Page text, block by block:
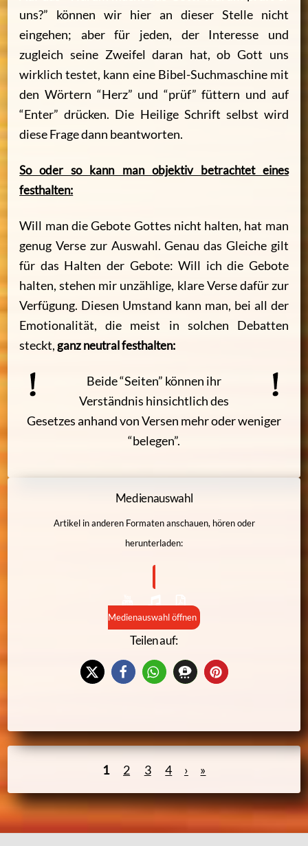
uns?” können wir hier an dieser Stelle nicht
eingehen; aber für jeden, der Interesse und
zugleich seine Zweifel daran hat, ob Gott uns
wirklich testet, kann eine Bibel-Suchmaschine mit
den Wörtern “Herz” und “prüf” füttern und auf
“Enter” drücken. Die Heilige Schrift selbst wird
diese Frage dann beantworten.
So oder so kann man objektiv betrachtet eines
festhalten:
Will man die Gebote Gottes nicht halten, hat man
genug Verse zur Auswahl. Genau das Gleiche gilt
für das Halten der Gebote: Will ich die Gebote
halten, stehen mir unzählige, klare Verse dafür zur
Verfügung. Diesen Umstand kann man, bei all der
Emotionalität, die meist in solchen Debatten
steckt, ganz neutral festhalten:
Beide “Seiten” können ihr
Verständnis hinsichtlich des
Gesetzes anhand von Versen mehr oder weniger
“belegen”.
Medienauswahl
Artikel in anderen Formaten anschauen, hören oder
herunterladen:
Medienauswahl öffnen
Teilen auf:
1 2 3 4 › »